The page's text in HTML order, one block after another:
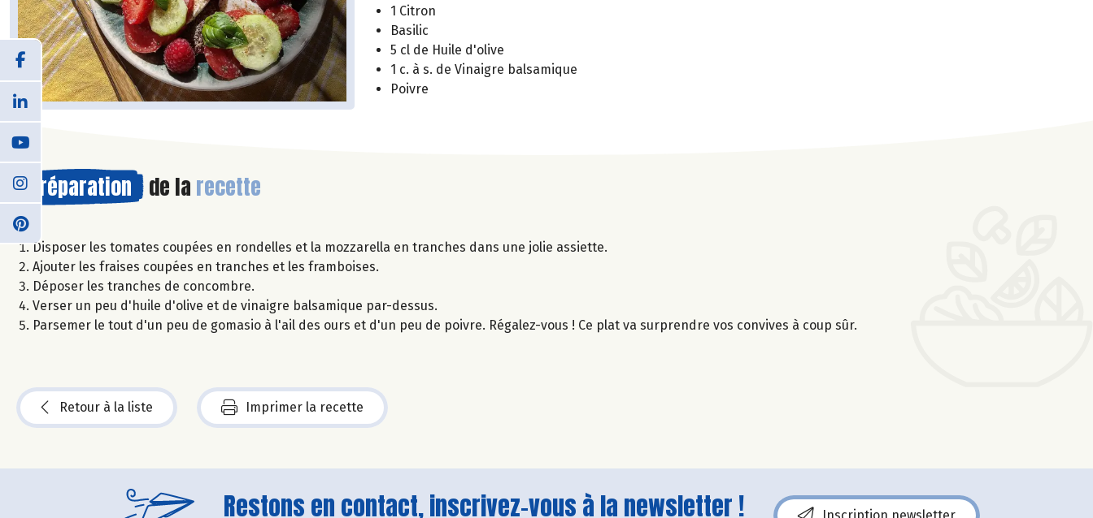
1 Citron
Basilic
5 cl de Huile d'olive
1 c. à s. de Vinaigre balsamique
Poivre
Préparation de la recette
Disposer les tomates coupées en rondelles et la mozzarella en tranches dans une jolie assiette.
Ajouter les fraises coupées en tranches et les framboises.
Déposer les tranches de concombre.
Verser un peu d'huile d'olive et de vinaigre balsamique par-dessus.
Parsemer le tout d'un peu de gomasio à l'ail des ours et d'un peu de poivre. Régalez-vous ! Ce plat va surprendre vos convives à coup sûr.
Retour à la liste Imprimer la recette
Restons en contact, inscrivez-vous à la newsletter !